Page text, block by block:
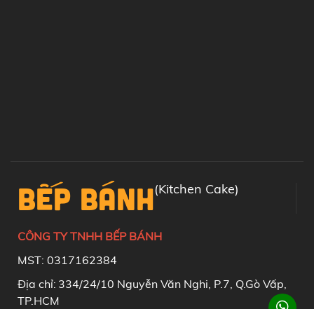
BẾP BÁNH(Kitchen Cake)
CÔNG TY TNHH BẾP BÁNH
MST: 0317162384
Địa chỉ: 334/24/10 Nguyễn Văn Nghi, P.7, Q.Gò Vấp,
TP.HCM